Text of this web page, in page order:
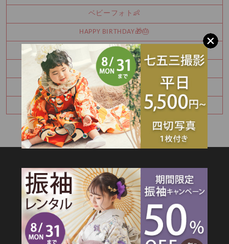
ベビーフォト👶
HAPPY BIRTHDAY🎁🎂
成人式前撮り✨
はじめて箱協賛店
婚礼撮影🌸
お誕生日撮影🎂
SITEMAP
TOP 新着情報
料金・商品
キャンペーン
衣装カタログ
店舗情報
よくあるご質問
お問合せ
web撮影予約